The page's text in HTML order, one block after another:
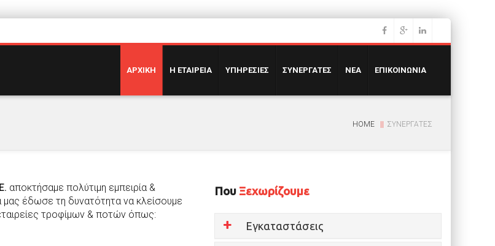
ΑΡΧΙΚΗ Η ΕΤΑΙΡΕΙΑ ΥΠΗΡΕΣΙΕΣ ΣΥΝΕΡΓΑΤΕΣ ΝΕΑ ΕΠΙΚΟΙΝΩΝΙΑ
HOME ΣΥΝΕΡΓΑΤΕΣ
αποκτήσαµε πολύτιµη εµπειρία &
μας έδωσε τη δυνατότητα να κλείσουμε
τροφίμων & ποτών όπως:
Που Ξεχωρίζουμε
Εγκαταστάσεις